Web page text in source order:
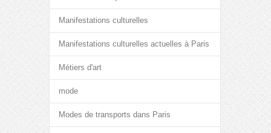
Manifestations culturelles
Manifestations culturelles actuelles à Paris
Métiers d'art
mode
Modes de transports dans Paris